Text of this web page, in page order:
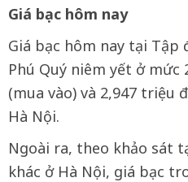
Giá bạc hôm nay
Giá bạc hôm nay tại Tập
Phú Quý niêm yết ở
(mua vào) và 2,947 triệu
Hà Nội.
Ngoài ra, theo khảo sát
khác ở Hà Nội, giá bạc